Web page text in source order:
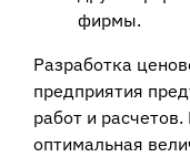
фирмы.
Разработка
предприятия
работ и
оптимальная